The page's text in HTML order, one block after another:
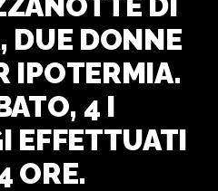
DUE DONNE
IPOTERMIA.
4 I
EFFETTUATI
ORE.